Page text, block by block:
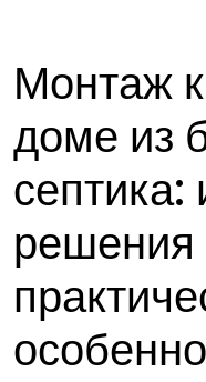
Монтаж
доме из
решения